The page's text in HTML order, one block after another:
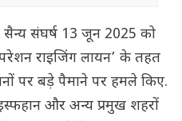
संघर्ष 13 जून 2025 को
राइजिंग लायन’ के तहत
पर बड़े पैमाने पर हमले किए.
और अन्य प्रमुख शहरों